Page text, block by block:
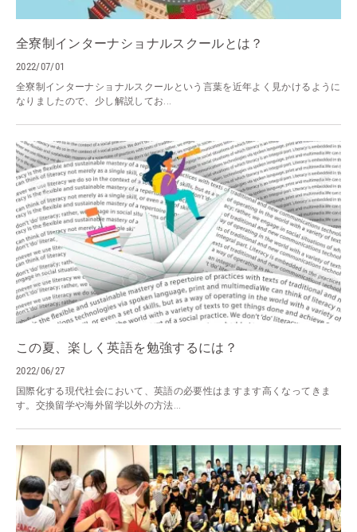
全寮制インターナショナルスクールとは？
2022/07/01
全寮制インターナショナルスクールという言葉を近年よく見かけるように
なりましたので、少し解説してお...
この夏、楽しく英語を勉強するには？
2022/06/27
国際化する現代社会において、英語の必要性はますます高くなってきま
す。交換留学や海外留学以外の方法...